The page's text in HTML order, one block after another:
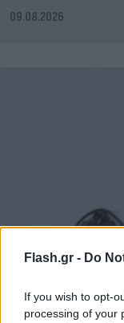
Flash.gr - Do
If you wish to opt-
processing of your
09.08.2026